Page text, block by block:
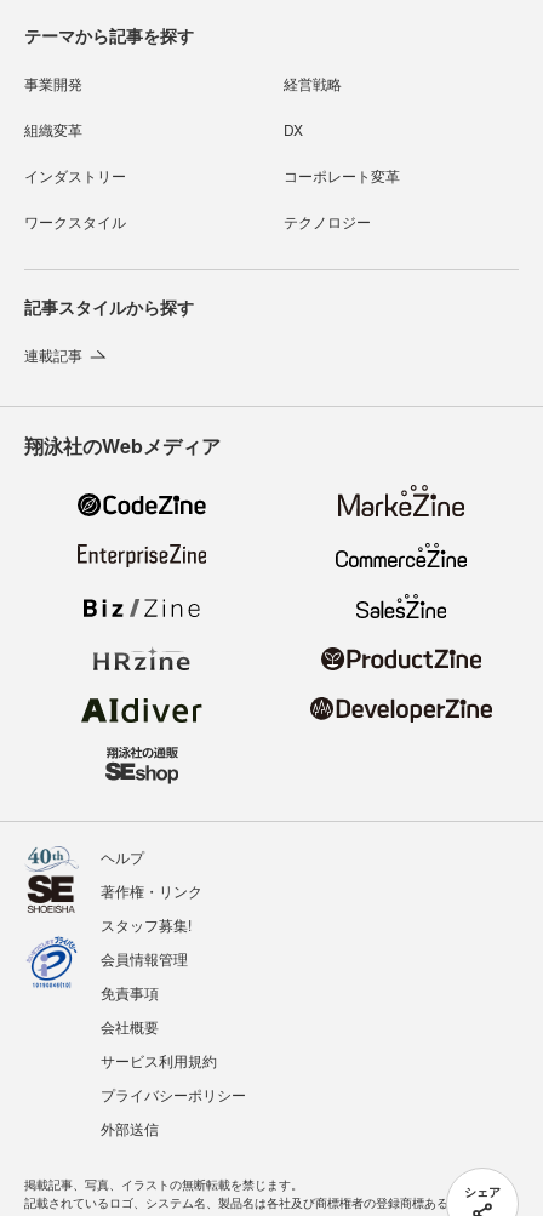
シェア
テーマから記事を探す
事業開発 経営戦略
組織変革 DX
インダストリー コーポレート変革
ワークスタイル テクノロジー
記事スタイルから探す
連載記事
翔泳社のWebメディア
ヘルプ
著作権・リンク
スタッフ募集!
会員情報管理
免責事項
会社概要
サービス利用規約
プライバシーポリシー
外部送信
掲載記事、写真、イラストの無断転載を禁じます。
記載されているロゴ、システム名、製品名は各社及び商標権者の登録商標あるいは商標で